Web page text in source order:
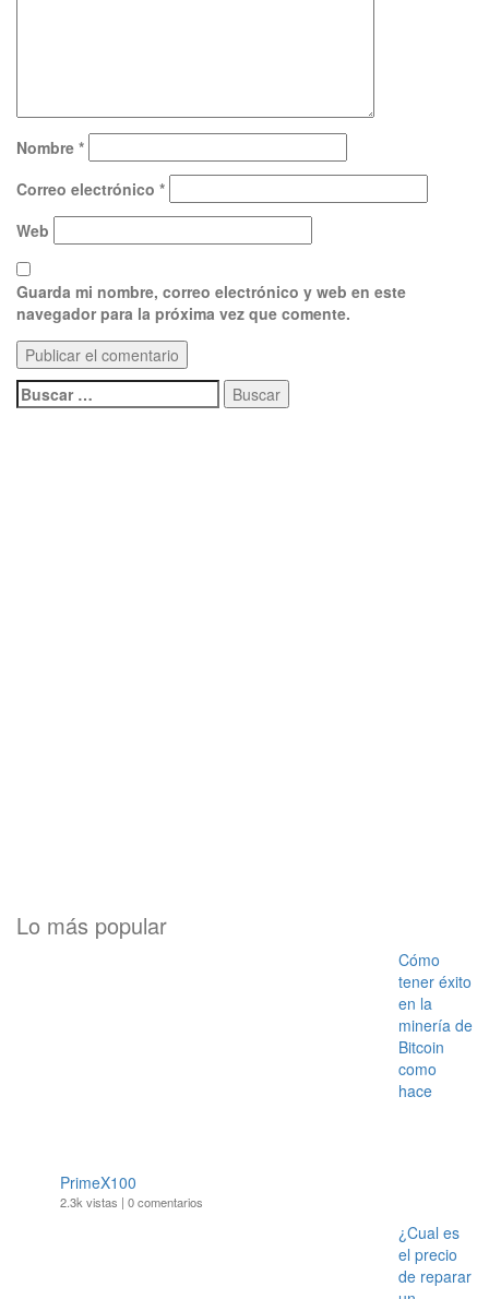
Nombre *
Correo electrónico *
Web
Guarda mi nombre, correo electrónico y web en este
navegador para la próxima vez que comente.
Buscar:
Lo más popular
Cómo
tener éxito
en la
minería de
Bitcoin
como
hace
PrimeX100
2.3k vistas | 0 comentarios
¿Cual es
el precio
de reparar